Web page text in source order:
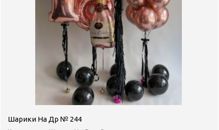
Шарики На Др № 244